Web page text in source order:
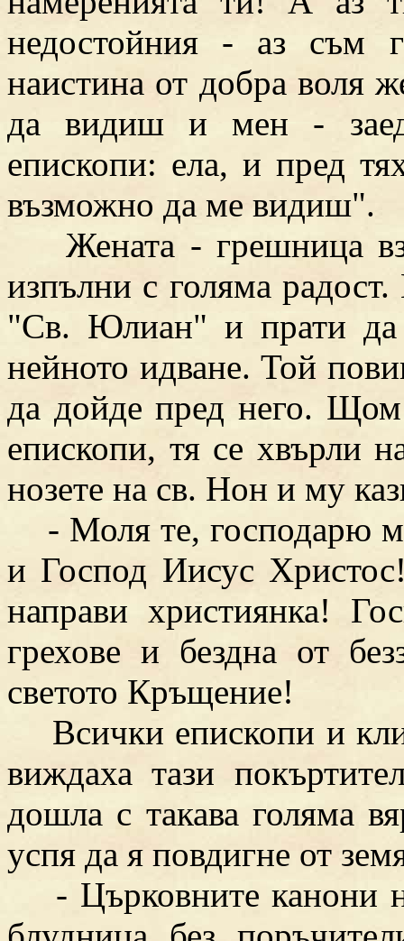
недостойния - аз съм
наистина от добра воля
да видиш и мен -
епископи: ела, и пред
възможно да ме видиш".
Жената - грешница
изпълни с голяма
"Св. Юлиан" и прати да
нейното идване. Той
да дойде пред него. Щом
епископи, тя се хвърли
нозете на св. Нон и му
- Моля те, господарю
и Господ Иисус
направи християнка!
грехове и бездна от
светото Кръщение!
Всички епископи и
виждаха тази
дошла с такава голяма
успя да я повдигне от
- Църковните канони